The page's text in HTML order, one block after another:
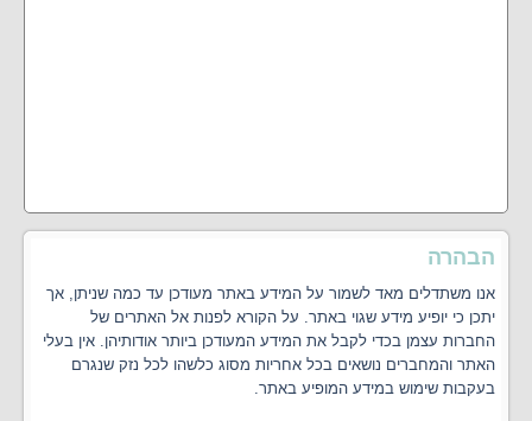
הבהרה
אנו משתדלים מאד לשמור על המידע באתר מעודכן עד כמה שניתן, אך
יתכן כי יופיע מידע שגוי באתר. על הקורא לפנות אל האתרים של
החברות עצמן בכדי לקבל את המידע המעודכן ביותר אודותיהן. אין בעלי
האתר והמחברים נושאים בכל אחריות מסוג כלשהו לכל נזק שנגרם
בעקבות שימוש במידע המופיע באתר.